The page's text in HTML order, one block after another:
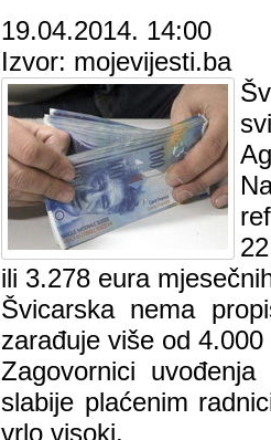
19.04.2014. 14:00
Izvor: mojevijesti.ba
ili 3.278 eura
Švicarska nema
zarađuje više od
Zagovornici
slabije plaćenim
vrlo visoki.